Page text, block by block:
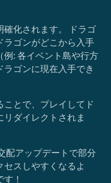
化されます。 ドラゴ
ラゴンがどこから入手
例: 各イベント島や行方
ゴンに現在入手でき
ことで、プレイしてド
ダイレクトされま
配アップデートで部分
スしやすくなるよ
！